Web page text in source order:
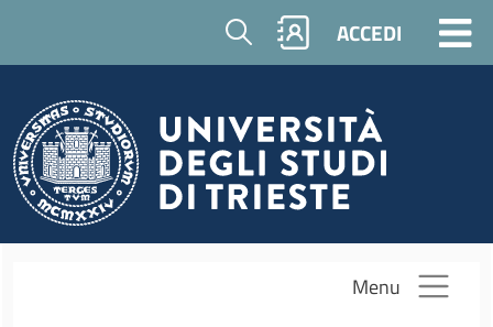
Salta al contenuto principale
Cerca ACCEDI
Menu